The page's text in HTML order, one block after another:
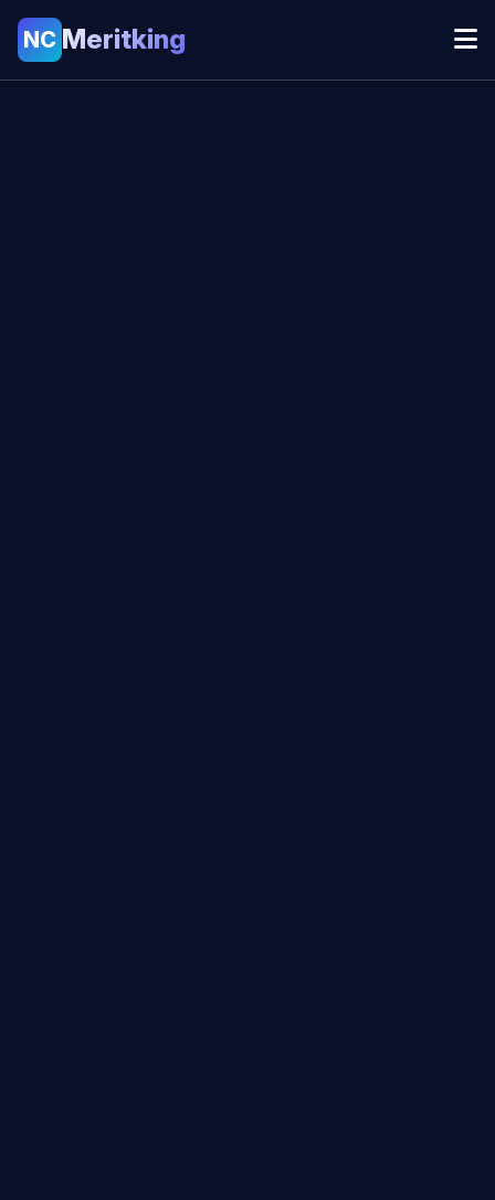
NC Meritking